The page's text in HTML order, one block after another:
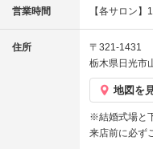
営業時間 【各サロン
住所
〒321-1431
栃木県日光市
地図を
※結婚式場と
来店前に必ず